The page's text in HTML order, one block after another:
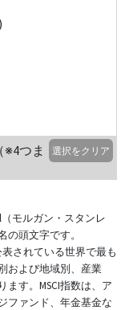
つま
選択をクリア
（モルガン・スタンレ
頭文字です。
表されている世界で最も
および地域別、産業
す。MSCI指数は、ア
ファンド、年金基金な